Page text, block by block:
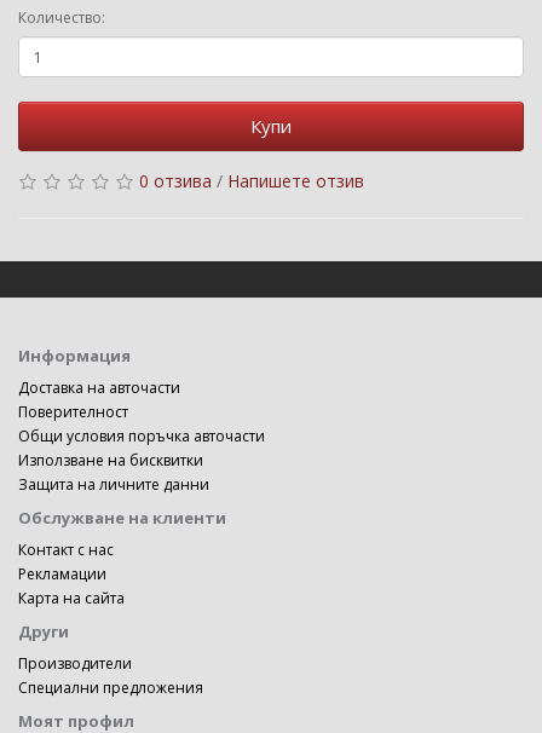
Количество:
Купи
0 отзива / Напишете отзив
Информация
Доставка на авточасти
Поверителност
Общи условия поръчка авточасти
Използване на бисквитки
Защита на личните данни
Обслужване на клиенти
Контакт с нас
Рекламации
Карта на сайта
Други
Производители
Специални предложения
Моят профил